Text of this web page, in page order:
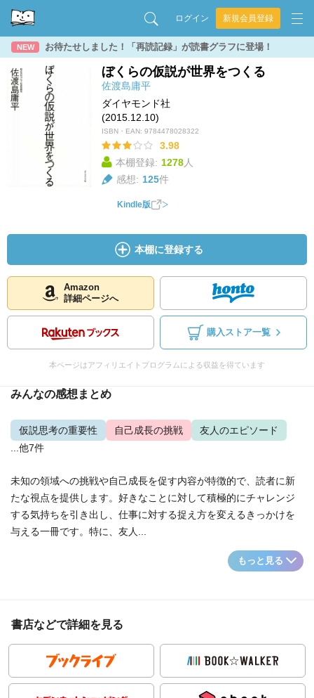
ログイン 新規会員登録
NEW お待たせしました！「再読記録」が読書グラフに登場！
ぼくらの仮説が世界をつくる
佐渡島庸平
ダイヤモンド社
(2015.12.10)
ISBN・EAN: 9784478028322
3.98
本棚登録: 1278人
感想: 125件
Kindle版
本棚に登録する
Amazon
詳細ページへ
購入ストア一覧
本ページはアフィリエイトプログラムによる収益を得ています
みんなの感想まとめ
仮説思考の重要性 自己成長の挑戦
友人のエピソード
...他7件
未知の領域への挑戦や自己成長を促す内容が特徴的で、読者に新
たな視点を提供します。好きなことに対して積極的にチャレンジ
する気持ちを引き出し、仕事に対する捉え方を変えるきっかけを
与える一冊です。特に、友人...
もっと見る
書店などで詳細を見る